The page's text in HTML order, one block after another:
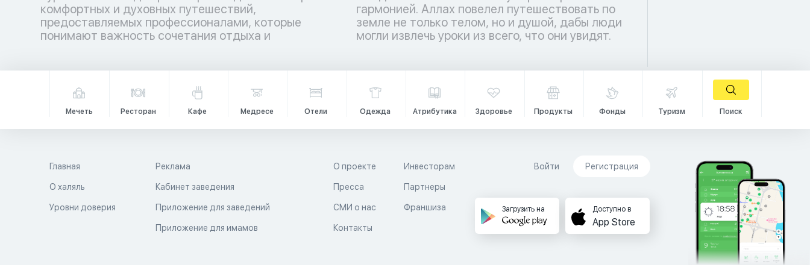
комфортных и духовных путешествий,
предоставляемых профессионалами, которые
понимают важность сочетания отдыха и
гармонией. Аллах повелел путешествовать по
земле не только телом, но и душой, дабы люди
могли извлечь уроки из всего, что они увидят.
Мечеть Ресторан Кафе Медресе Отели Одежда Атрибутика Здоровье Продукты Фонды Туризм Поиск
Главная
О халяль
Уровни доверия
Реклама
Кабинет заведения
Приложение для заведений
Приложение для имамов
О проекте
Пресса
СМИ о нас
Контакты
Инвесторам
Партнеры
Франшиза
Войти Регистрация
Загрузить на Доступно в
App Store